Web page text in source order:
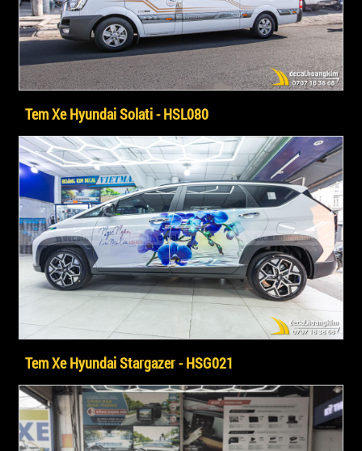
Tem Xe Hyundai Solati - HSL080
Tem Xe Hyundai Stargazer - HSG021